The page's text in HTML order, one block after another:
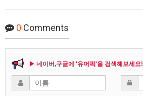
0 Comments
▶ 네이버,구글에 '유머픽'을 검색해보세요!